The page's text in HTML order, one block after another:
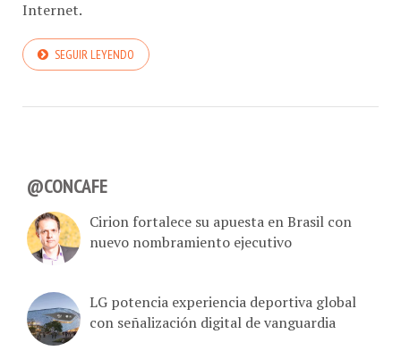
Internet.
SEGUIR LEYENDO
@CONCAFE
Cirion fortalece su apuesta en Brasil con
nuevo nombramiento ejecutivo
LG potencia experiencia deportiva global
con señalización digital de vanguardia